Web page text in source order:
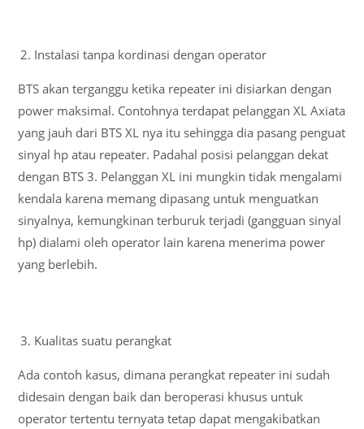
Instalasi tanpa kordinasi dengan operator
BTS akan terganggu ketika repeater ini disiarkan dengan
power maksimal. Contohnya terdapat pelanggan XL Axiata
yang jauh dari BTS XL nya itu sehingga dia pasang penguat
sinyal hp atau repeater. Padahal posisi pelanggan dekat
dengan BTS 3. Pelanggan XL ini mungkin tidak mengalami
kendala karena memang dipasang untuk menguatkan
sinyalnya, kemungkinan terburuk terjadi (gangguan sinyal
hp) dialami oleh operator lain karena menerima power
yang berlebih.
Kualitas suatu perangkat
Ada contoh kasus, dimana perangkat repeater ini sudah
didesain dengan baik dan beroperasi khusus untuk
operator tertentu ternyata tetap dapat mengakibatkan